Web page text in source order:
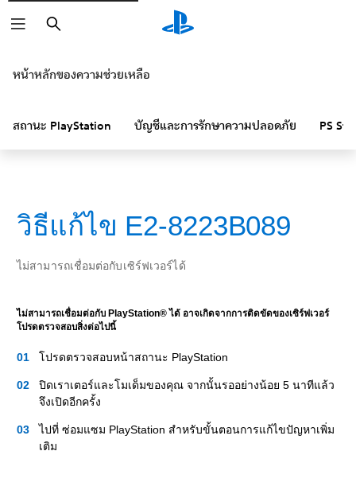
หน้าหลักของความช่วยเหลือ
สถานะ PlayStation บัญชีและการรักษาความปลอดภัย PS
วิธีแก้ไข E2-8223B089
ไม่สามารถเชื่อมต่อกับเซิร์ฟเวอร์ได้
ไม่สามารถเชื่อมต่อกับ PlayStation® ได้ อาจเกิดจากการติดขัดของเซิร์ฟเวอร์
โปรดตรวจสอบสิ่งต่อไปนี้
โปรดตรวจสอบหน้าสถานะ PlayStation
ปิดเราเตอร์และโมเด็มของคุณ จากนั้นรออย่างน้อย 5 นาทีแล้ว
จึงเปิดอีกครั้ง
ไปที่ ซ่อมแซม PlayStation สำหรับขั้นตอนการแก้ไขปัญหาเพิ่ม
เติม